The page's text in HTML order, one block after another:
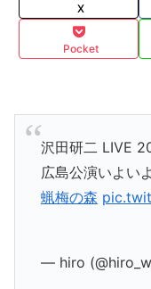
X
Pocket
沢田研二 LIVE
広島公演いよい
蝋梅の森
— hiro